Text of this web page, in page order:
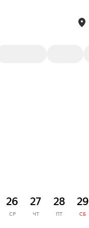
26
СР
27
ЧТ
28
ПТ
29
СБ